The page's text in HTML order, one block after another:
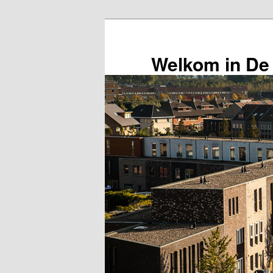
Welkom in